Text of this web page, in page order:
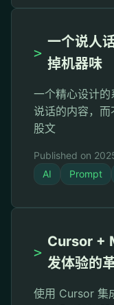
>
一个说人
掉机器味
一个精心设计
说话的内容，
股文
Published on
AI
Prompt
>
Cursor +
发体验的
使用 Cursor 集